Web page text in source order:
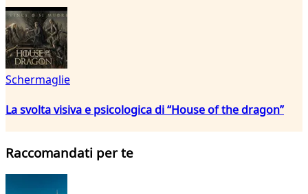
Schermaglie
La svolta visiva e psicologica di “House of the dragon”
Raccomandati per te